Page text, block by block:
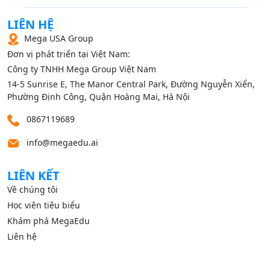
LIÊN HỆ
Mega USA Group
Đơn vị phát triển tại Việt Nam:
Công ty TNHH Mega Group Việt Nam
14‑5 Sunrise E, The Manor Central Park, Đường Nguyễn Xiển,
Phường Định Công, Quận Hoàng Mai, Hà Nội
0867119689
info@megaedu.ai
LIÊN KẾT
Về chúng tôi
Học viên tiêu biểu
Khám phá MegaEdu
Liên hệ